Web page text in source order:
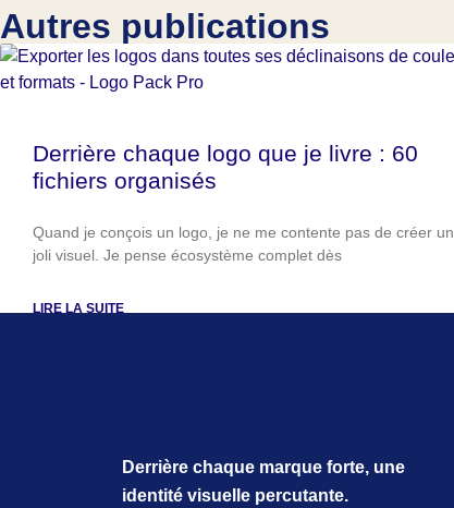
Autres publications
Derrière chaque logo que je livre : 60
fichiers organisés
Quand je conçois un logo, je ne me contente pas de créer un
joli visuel. Je pense écosystème complet dès
LIRE LA SUITE
Derrière chaque marque forte, une
identité visuelle percutante.